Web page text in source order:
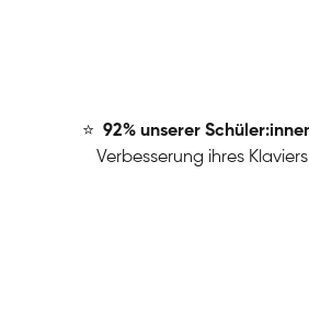
⭐ ️92% unserer
Verbesserung ihres